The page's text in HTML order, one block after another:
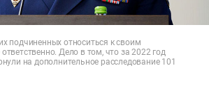
подчиненных относиться к своим
Дело в том, что за 2022 год
на дополнительное расследование 101